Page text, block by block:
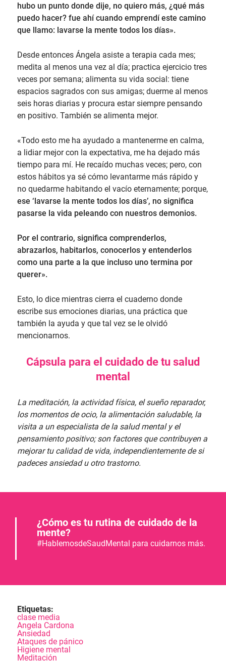
hubo un punto donde dije, no quiero más, ¿qué más
puedo hacer? fue ahí cuando emprendí este camino
que llamo: lavarse la mente todos los días».
Desde entonces Ángela asiste a terapia cada mes;
medita al menos una vez al día; practica ejercicio tres
veces por semana; alimenta su vida social: tiene
espacios sagrados con sus amigas; duerme al menos
seis horas diarias y procura estar siempre pensando
en positivo. También se alimenta mejor.
«Todo esto me ha ayudado a mantenerme en calma,
a lidiar mejor con la expectativa, me ha dejado más
tiempo para mí. He recaído muchas veces; pero, con
estos hábitos ya sé cómo levantarme más rápido y
no quedarme habitando el vacío eternamente; porque,
ese ‘lavarse la mente todos los días’, no significa
pasarse la vida peleando con nuestros demonios.
Por el contrario, significa comprenderlos,
abrazarlos, habitarlos, conocerlos y entenderlos
como una parte a la que incluso uno termina por
querer».
Esto, lo dice mientras cierra el cuaderno donde
escribe sus emociones diarias, una práctica que
también la ayuda y que tal vez se le olvidó
mencionarnos.
Cápsula para el cuidado de tu salud
mental
La meditación, la actividad física, el sueño reparador,
los momentos de ocio, la alimentación saludable, la
visita a un especialista de la salud mental y el
pensamiento positivo; son factores que contribuyen a
mejorar tu calidad de vida, independientemente de si
padeces ansiedad u otro trastorno.
¿Cómo es tu rutina de cuidado de la
mente?
#HablemosdeSaudMental para cuidarnos más.
Etiquetas:
clase media
Angela Cardona
Ansiedad
Ataques de pánico
Higiene mental
Meditación